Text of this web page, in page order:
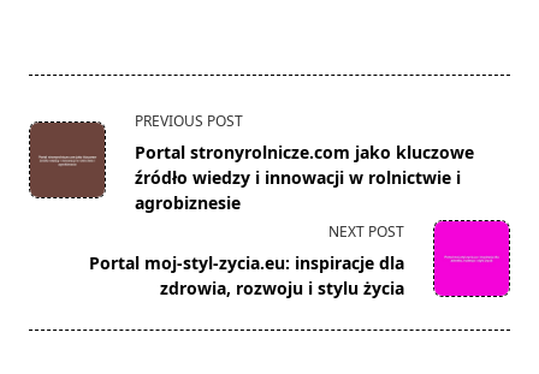
<span
class="nav-
subtitle
screen-
text">Page</span>
PREVIOUS POST
Portal stronyrolnicze.com jako kluczowe
źródło wiedzy i innowacji w rolnictwie i
agrobiznesie
NEXT POST
Portal moj-styl-zycia.eu: inspiracje dla
zdrowia, rozwoju i stylu życia